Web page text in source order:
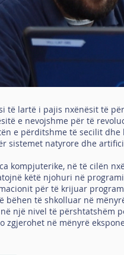
të lartë i pajis nxënësit të
e nevojshme për të
e përditshme të secilit
sistemet natyrore dhe
kompjuterike, në të cilën
këtë njohuri në
për të krijuar
bëhen të shkolluar në
një nivel të përshtatshëm
zgjerohet në mënyrë